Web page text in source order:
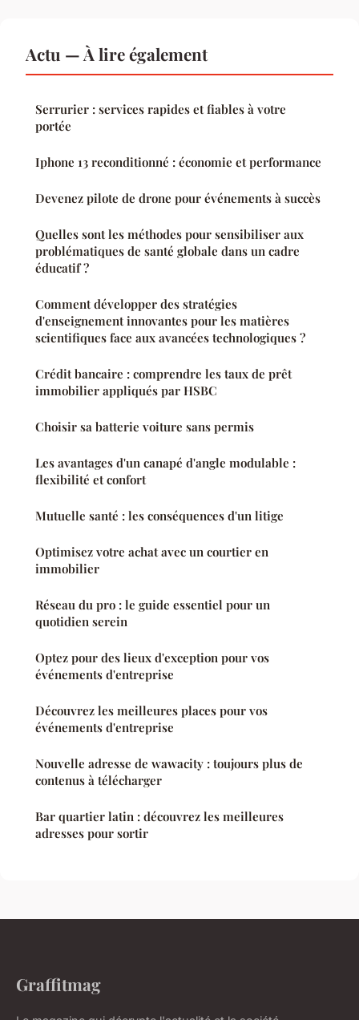
Actu — À lire également
Serrurier : services rapides et fiables à votre
portée
Iphone 13 reconditionné : économie et performance
Devenez pilote de drone pour événements à succès
Quelles sont les méthodes pour sensibiliser aux
problématiques de santé globale dans un cadre
éducatif ?
Comment développer des stratégies
d'enseignement innovantes pour les matières
scientifiques face aux avancées technologiques ?
Crédit bancaire : comprendre les taux de prêt
immobilier appliqués par HSBC
Choisir sa batterie voiture sans permis
Les avantages d'un canapé d'angle modulable :
flexibilité et confort
Mutuelle santé : les conséquences d'un litige
Optimisez votre achat avec un courtier en
immobilier
Réseau du pro : le guide essentiel pour un
quotidien serein
Optez pour des lieux d'exception pour vos
événements d'entreprise
Découvrez les meilleures places pour vos
événements d'entreprise
Nouvelle adresse de wawacity : toujours plus de
contenus à télécharger
Bar quartier latin : découvrez les meilleures
adresses pour sortir
Graffitmag